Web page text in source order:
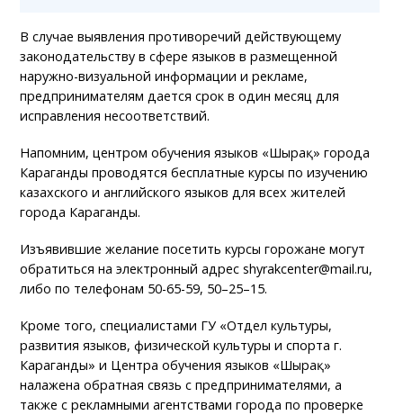
В случае выявления противоречий действующему
законодательству в сфере языков в размещенной
наружно-визуальной информации и рекламе,
предпринимателям дается срок в один месяц для
исправления несоответствий.
Напомним, центром обучения языков «Шырақ» города
Караганды проводятся бесплатные курсы по изучению
казахского и английского языков для всех жителей
города Караганды.
Изъявившие желание посетить курсы горожане могут
обратиться на электронный адрес shyrakcenter@mail.ru,
либо по телефонам 50-65-59, 50–25–15.
Кроме того, специалистами ГУ «Отдел культуры,
развития языков, физической культуры и спорта г.
Караганды» и Центра обучения языков «Шырақ»
налажена обратная связь с предпринимателями, а
также с рекламными агентствами города по проверке